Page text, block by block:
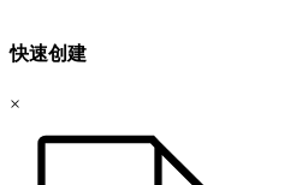
快速创建
×